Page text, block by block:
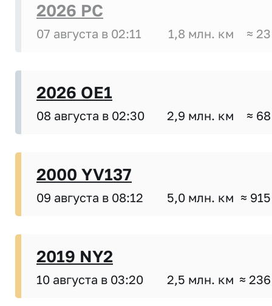
2026 PC
07 августа в 02:11 1,8 млн. км ≈
2026 OE1
08 августа в 02:30 2,9 млн. км ≈
2000 YV137
09 августа в 08:12 5,0 млн. км ≈
2019 NY2
10 августа в 03:20 2,5 млн. км ≈